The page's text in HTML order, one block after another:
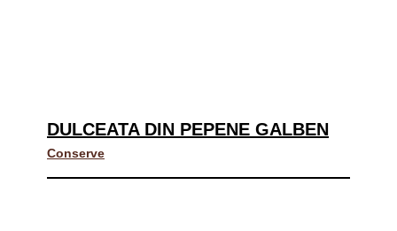
DULCEATA DIN PEPENE GALBEN
Conserve